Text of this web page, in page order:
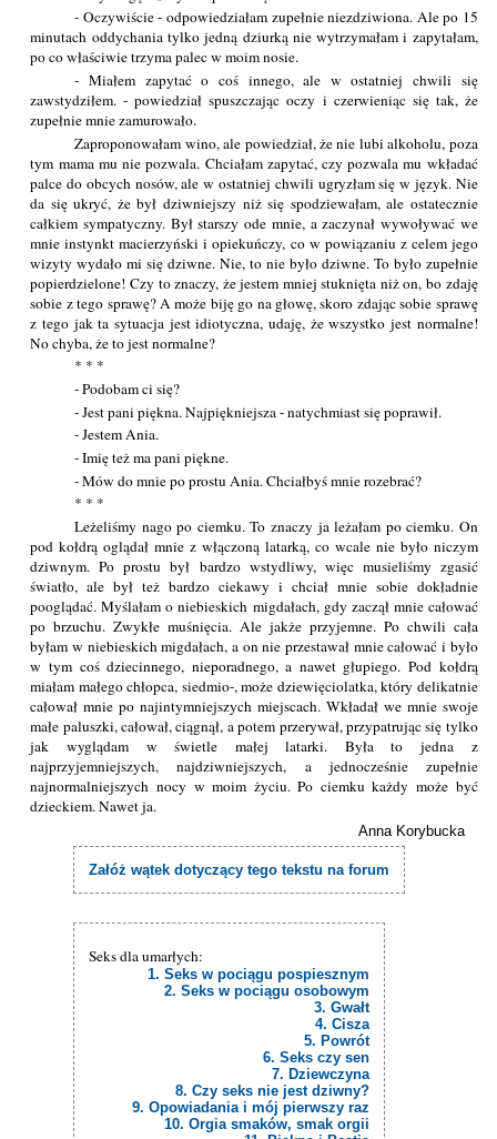
- Oczywiście - odpowiedziałam zupełnie niezdziwiona. Ale po 15
minutach oddychania tylko jedną dziurką nie wytrzymałam i zapytałam,
po co właściwie trzyma palec w moim nosie.
- Miałem zapytać o coś innego, ale w ostatniej chwili się
zawstydziłem. - powiedział spuszczając oczy i czerwieniąc się tak, że
zupełnie mnie zamurowało.
Zaproponowałam wino, ale powiedział, że nie lubi alkoholu, poza
tym mama mu nie pozwala. Chciałam zapytać, czy pozwala mu wkładać
palce do obcych nosów, ale w ostatniej chwili ugryzłam się w język. Nie
da się ukryć, że był dziwniejszy niż się spodziewałam, ale ostatecznie
całkiem sympatyczny. Był starszy ode mnie, a zaczynał wywoływać we
mnie instynkt macierzyński i opiekuńczy, co w powiązaniu z celem jego
wizyty wydało mi się dziwne. Nie, to nie było dziwne. To było zupełnie
popierdzielone! Czy to znaczy, że jestem mniej stuknięta niż on, bo zdaję
sobie z tego sprawę? A może biję go na głowę, skoro zdając sobie sprawę
z tego jak ta sytuacja jest idiotyczna, udaję, że wszystko jest normalne!
No chyba, że to jest normalne?
* * *
- Podobam ci się?
- Jest pani piękna. Najpiękniejsza - natychmiast się poprawił.
- Jestem Ania.
- Imię też ma pani piękne.
- Mów do mnie po prostu Ania. Chciałbyś mnie rozebrać?
* * *
Leżeliśmy nago po ciemku. To znaczy ja leżałam po ciemku. On
pod kołdrą oglądał mnie z włączoną latarką, co wcale nie było niczym
dziwnym. Po prostu był bardzo wstydliwy, więc musieliśmy zgasić
światło, ale był też bardzo ciekawy i chciał mnie sobie dokładnie
pooglądać. Myślałam o niebieskich migdałach, gdy zaczął mnie całować
po brzuchu. Zwykłe muśnięcia. Ale jakże przyjemne. Po chwili cała
byłam w niebieskich migdałach, a on nie przestawał mnie całować i było
w tym coś dziecinnego, nieporadnego, a nawet głupiego. Pod kołdrą
miałam małego chłopca, siedmio‑, może dziewięciolatka, który delikatnie
całował mnie po najintymniejszych miejscach. Wkładał we mnie swoje
małe paluszki, całował, ciągnął, a potem przerywał, przypatrując się tylko
jak wyglądam w świetle małej latarki. Była to jedna z
najprzyjemniejszych, najdziwniejszych, a jednocześnie zupełnie
najnormalniejszych nocy w moim życiu. Po ciemku każdy może być
dzieckiem. Nawet ja.
Anna Korybucka
Załóż wątek dotyczący tego tekstu na forum
Seks dla umarłych:
1. Seks w pociągu pospiesznym
2. Seks w pociągu osobowym
3. Gwałt
4. Cisza
5. Powrót
6. Seks czy sen
7. Dziewczyna
8. Czy seks nie jest dziwny?
9. Opowiadania i mój pierwszy raz
10. Orgia smaków, smak orgii